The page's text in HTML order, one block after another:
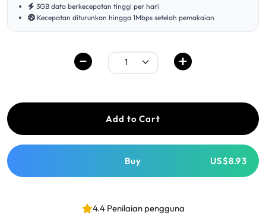
3GB data berkecepatan tinggi per hari
Kecepatan diturunkan hingga 1Mbps setelah pemakaian
Add to Cart
Buy US$8.93
4.4 Penilaian pengguna